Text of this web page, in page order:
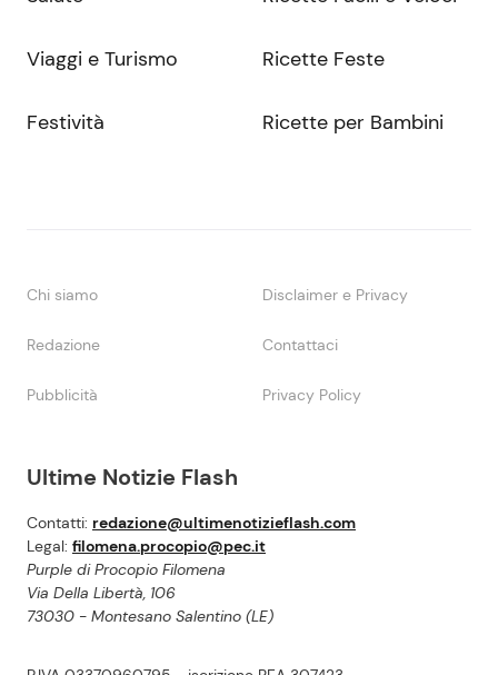
Ultime Notizie Flash
Contatti: redazione@ultimenotizieflash.com
Legal: filomena.procopio@pec.it
Purple di Procopio Filomena
Via Della Libertà, 106
73030 - Montesano Salentino (LE)
Viaggi e Turismo
Festività
Ricette Feste
Ricette per Bambini
Chi siamo Disclaimer e Privacy
Redazione Contattaci
Pubblicità Privacy Policy